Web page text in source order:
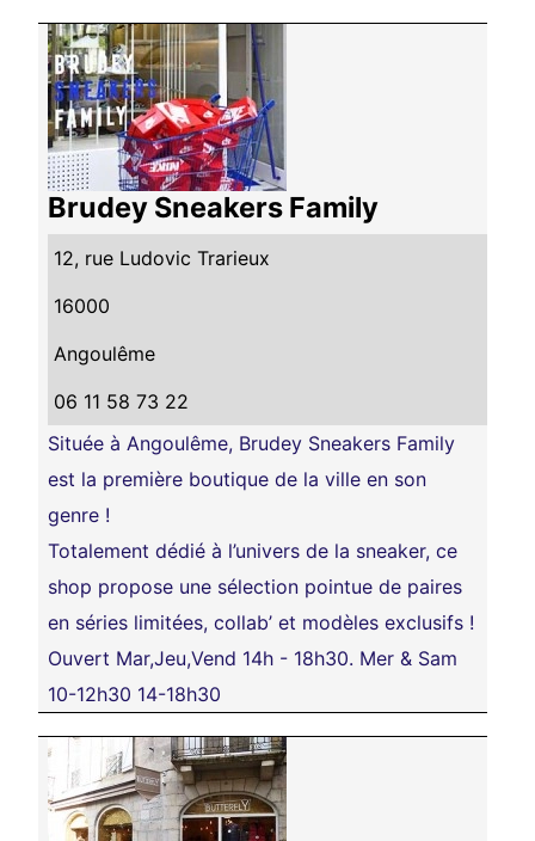
Brudey Sneakers Family
12, rue Ludovic Trarieux
16000
Angoulême
06 11 58 73 22
Située à Angoulême, Brudey Sneakers Family
est la première boutique de la ville en son
genre !
Totalement dédié à l’univers de la sneaker, ce
shop propose une sélection pointue de paires
en séries limitées, collab’ et modèles exclusifs !
Ouvert Mar,Jeu,Vend 14h - 18h30. Mer & Sam
10-12h30 14-18h30